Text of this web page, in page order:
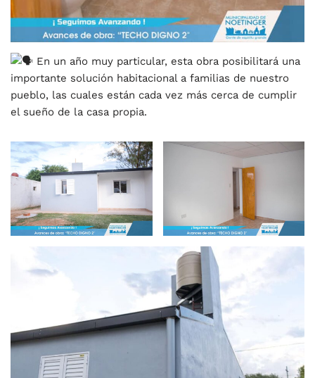
En un año muy particular, esta obra posibilitará una
importante solución habitacional a familias de nuestro
pueblo, las cuales están cada vez más cerca de cumplir
el sueño de la casa propia.